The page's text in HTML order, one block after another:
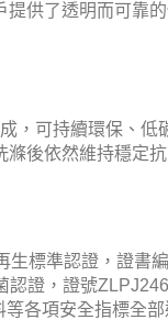
供了透明而可靠
，可持續環保、低
後依然維持穩定
生標準認證，證書
認證，證號
各項安全指標全